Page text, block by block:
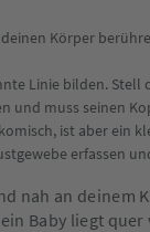
Körper
Linie bilden.
und muss seinen
ist aber ein
erfassen
nah an deinem
Baby liegt